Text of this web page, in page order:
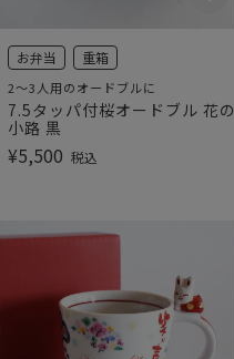
お弁当 重箱
2～3人用のオードブルに
7.5タッパ付桜オードブル 花の
小路 黒
¥5,500 税込